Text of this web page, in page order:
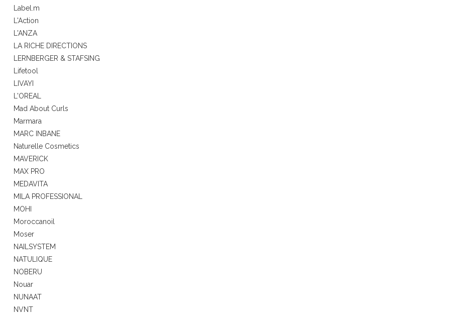
Label.m
L'Action
L'ANZA
LA RICHE DIRECTIONS
LERNBERGER & STAFSING
Lifetool
LIVAYI
L'OREAL
Mad About Curls
Marmara
MARC INBANE
Naturelle Cosmetics
MAVERICK
MAX PRO
MEDAVITA
MILA PROFESSIONAL
MOHI
Moroccanoil
Moser
NAILSYSTEM
NATULIQUE
NOBERU
Nouar
NUNAAT
NVNT